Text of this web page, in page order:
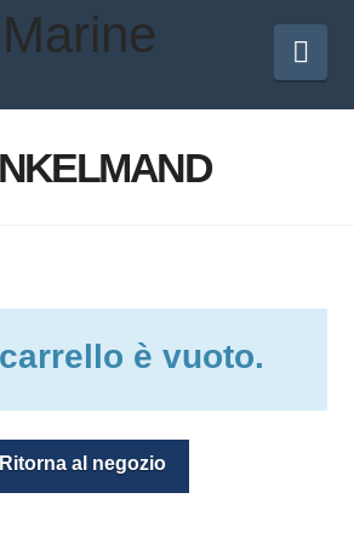
è vuoto.
Ritorna al negozio